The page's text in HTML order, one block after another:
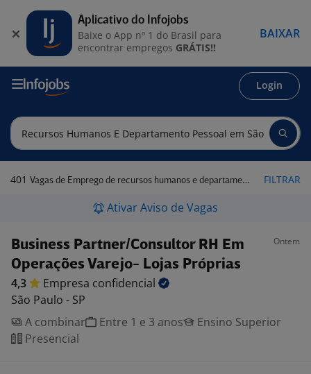
Login
401 Vagas de Emprego de recursos humanos e departamento pessoal em São Paulo - SP FILTRAR
Ativar Aviso de Vagas
Business Partner/Consultor RH Em
Operações Varejo- Lojas Próprias
Ontem
4,3 Empresa confidencial
São Paulo - SP
A combinar
Entre 1 e 3 anos
Ensino Superior
Presencial
Aplicativo do Infojobs
Baixe o App nº 1 do Brasil para
encontrar empregos GRÁTIS!!
BAIXAR